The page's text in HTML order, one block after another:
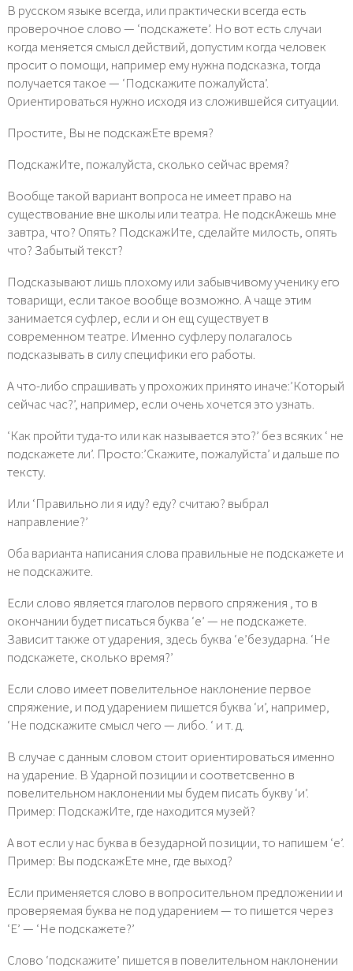
В русском языке всегда, или практически всегда есть
проверочное слово — ‘подскажете’. Но вот есть случаи
когда меняется смысл действий, допустим когда человек
просит о помощи, например ему нужна подсказка, тогда
получается такое — ‘Подскажите пожалуйста’.
Ориентироваться нужно исходя из сложившейся ситуации.
Простите, Вы не подскажЕте время?
ПодскажИте, пожалуйста, сколько сейчас время?
Вообще такой вариант вопроса не имеет право на
существование вне школы или театра. Не подскАжешь мне
завтра, что? Опять? ПодскажИте, сделайте милость, опять
что? Забытый текст?
Подсказывают лишь плохому или забывчивому ученику его
товарищи, если такое вообще возможно. А чаще этим
занимается суфлер, если и он ещ существует в
современном театре. Именно суфлеру полагалось
подсказывать в силу специфики его работы.
А что-либо спрашивать у прохожих принято иначе:’Который
сейчас час?’, например, если очень хочется это узнать.
‘Как пройти туда-то или как называется это?’ без всяких ‘ не
подскажете ли’. Просто:’Скажите, пожалуйста’ и дальше по
тексту.
Или ‘Правильно ли я иду? еду? считаю? выбрал
направление?’
Оба варианта написания слова правильные не подскажете и
не подскажите.
Если слово является глаголов первого спряжения , то в
окончании будет писаться буква ‘е’ — не подскажете.
Зависит также от ударения, здесь буква ‘е’безударна. ‘Не
подскажете, сколько время?’
Если слово имеет повелительное наклонение первое
спряжение, и под ударением пишется буква ‘и’, например,
‘Не подскажите смысл чего — либо. ‘ и т. д.
В случае с данным словом стоит ориентироваться именно
на ударение. В Ударной позиции и соответсвенно в
повелительном наклонении мы будем писать букву ‘и’.
Пример: ПодскажИте, где находится музей?
А вот если у нас буква в безударной позиции, то напишем ‘е’.
Пример: Вы подскажЕте мне, где выход?
Если применяется слово в вопросительном предложении и
проверяемая буква не под ударением — то пишется через
‘Е’ — ‘Не подскажете?’
Слово ‘подскажите’ пишется в повелительном наклонении